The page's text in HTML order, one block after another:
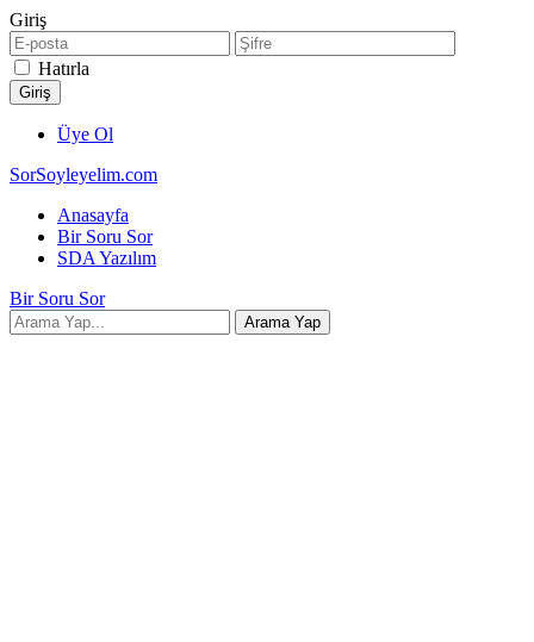
Giriş
Hatırla
Üye Ol
SorSoyleyelim.com
Anasayfa
Bir Soru Sor
SDA Yazılım
Bir Soru Sor